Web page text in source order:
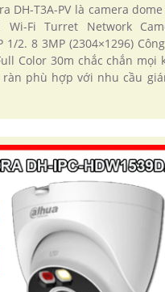
DH-T3A-PV là camera
Wi-Fi Turret Network
1/2. 8 3MP (2304×1296)
Color 30m chắc chắn mọi
phù hợp với nhu cầu